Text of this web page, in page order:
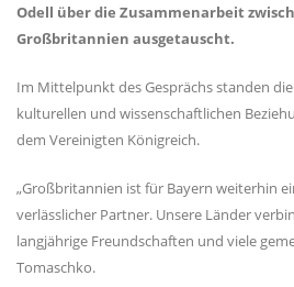
Odell über die Zusammenarbeit
Großbritannien ausgetauscht.
Im Mittelpunkt des Gesprächs standen
kulturellen und wissenschaftlichen
dem Vereinigten Königreich.
Großbritannien ist für Bayern weiterhin
verlässlicher Partner. Unsere Länder
langjährige Freundschaften und viele
Tomaschko.